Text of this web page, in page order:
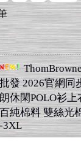
發 2026官網同
休閑POLO衫
純棉料 雙絲光
3XL